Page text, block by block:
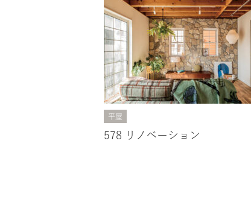
平屋
578 リノベーション